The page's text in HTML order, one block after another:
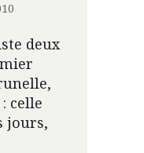
deux
celle
jours,